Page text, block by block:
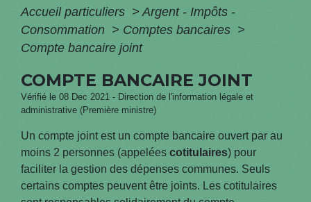
Accueil particuliers > Argent - Impôts -
Consommation > Comptes bancaires >
Compte bancaire joint
COMPTE BANCAIRE JOINT
Vérifié le 08 Dec 2021 - Direction de l'information légale et
administrative (Première ministre)
Un compte joint est un compte bancaire ouvert par au
moins 2 personnes (appelées cotitulaires) pour
faciliter la gestion des dépenses communes. Seuls
certains comptes peuvent être joints. Les cotitulaires